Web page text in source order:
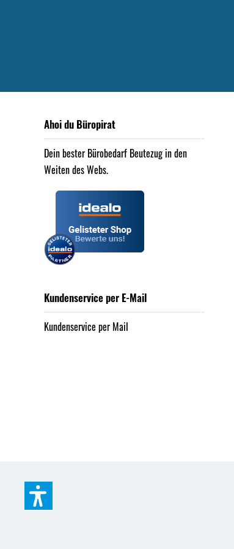
Ahoi du Büropirat
Dein bester Bürobedarf Beutezug in den
Weiten des Webs.
Kundenservice per E-Mail
Kundenservice per Mail